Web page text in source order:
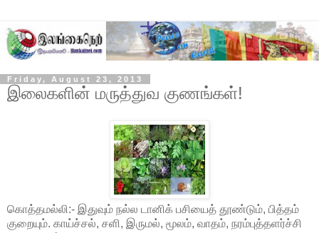
Friday, August 23, 2013
இலைகளின் மருத்துவ குணங்கள்!
கொத்தமல்லி:- இதுவும் நல்ல டானிக் பசியைத் தூண்டும், பித்தம்
குறையும். காய்ச்சல், சளி, இருமல், மூலம், வாதம், நரம்புத்தளர்ச்சி